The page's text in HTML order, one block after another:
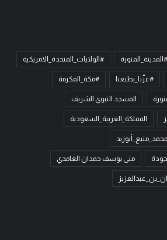
#المدينة_المنورة #الولايات_المتحدة_الامريكية
#عزّنا_بطبعنا #مكة_المكرمة
المسجد النبوي الشريف
المملكة_العربية_السعودية
محمد_منيع_أبوزيد
منى يوسف حمدان الغامدي